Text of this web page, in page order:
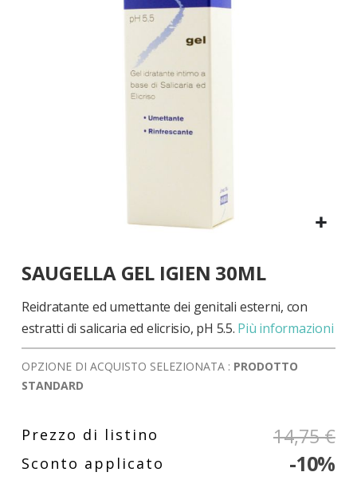
all'inizio
galleria
immagini
SAUGELLA GEL IGIEN 30ML
Reidratante ed umettante dei genitali esterni, con
estratti di salicaria ed elicrisio, pH 5.5. Più informazioni
OPZIONE DI ACQUISTO SELEZIONATA : PRODOTTO
STANDARD
14,75 €
-10%